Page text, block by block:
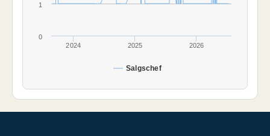
Salgschef
2024 2025 2026
0
1